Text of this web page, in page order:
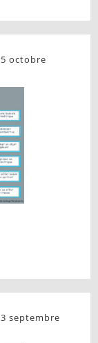
octobre
septembre